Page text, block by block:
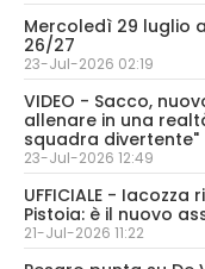
Mercoledì 29 luglio
26/27
23-Jul-2026 02:19
VIDEO - Sacco,
allenare in una
squadra divertente"
23-Jul-2026 12:49
UFFICIALE -
Pistoia: è il nuovo
21-Jul-2026 11:22